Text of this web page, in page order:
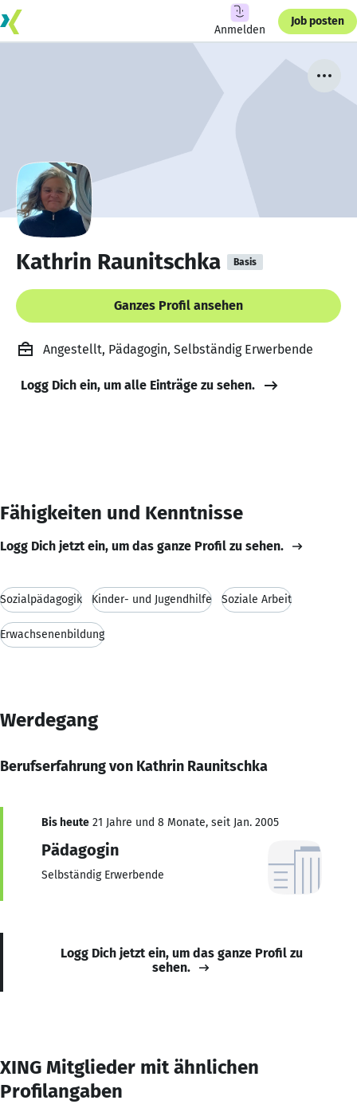
Anmelden
Job posten
Kathrin Raunitschka Basis
Ganzes Profil ansehen
Angestellt, Pädagogin, Selbständig Erwerbende
Logg Dich ein, um alle Einträge zu sehen.
Fähigkeiten und Kenntnisse
Logg Dich jetzt ein, um das ganze Profil zu sehen.
Sozialpädagogik Kinder- und Jugendhilfe Soziale Arbeit
Erwachsenenbildung
Werdegang
Berufserfahrung von Kathrin Raunitschka
Bis heute 21 Jahre und 8 Monate, seit Jan. 2005
Pädagogin
Selbständig Erwerbende
Logg Dich jetzt ein, um das ganze Profil zu
sehen.
XING Mitglieder mit ähnlichen
Profilangaben